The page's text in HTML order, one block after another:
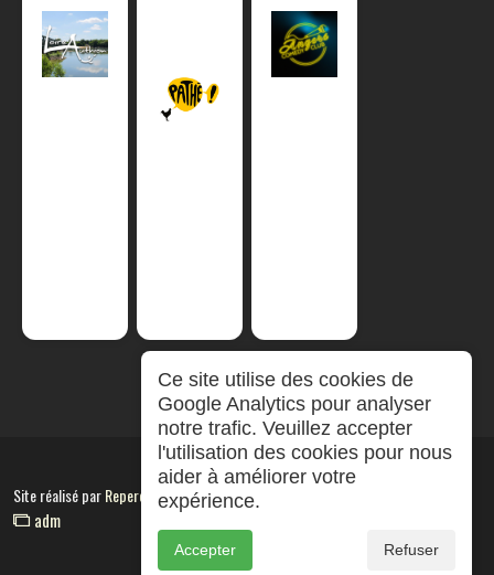
Site réalisé parRepereCom
adm
Ce site utilise des cookies de
Google Analytics pour analyser
notre trafic. Veuillez accepter
l'utilisation des cookies pour nous
aider à améliorer votre
expérience.
Accepter Refuser